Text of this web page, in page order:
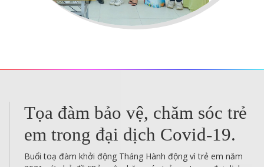
Làm thế nào để có thể bảo vệ
một đứa trẻ sơ sinh đến 1 tuổi
khỏi Covid-19?